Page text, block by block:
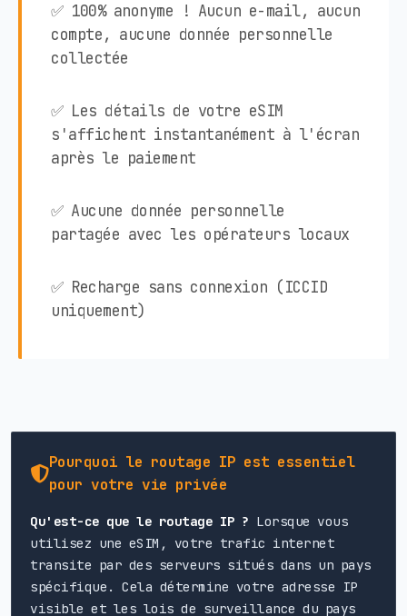
✅ 100% anonyme ! Aucun e-mail, aucun
compte, aucune donnée personnelle
collectée
✅ Les détails de votre eSIM
s'affichent instantanément à l'écran
après le paiement
✅ Aucune donnée personnelle
partagée avec les opérateurs locaux
✅ Recharge sans connexion (ICCID
uniquement)
Pourquoi le routage IP est essentiel
pour votre vie privée
Qu'est-ce que le routage IP ? Lorsque vous
utilisez une eSIM, votre trafic internet
transite par des serveurs situés dans un pays
spécifique. Cela détermine votre adresse IP
visible et les lois de surveillance du pays